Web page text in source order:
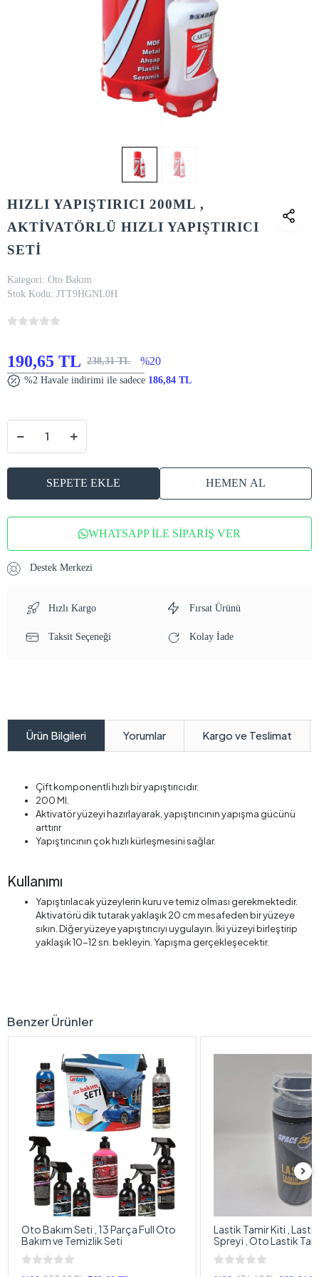
HIZLI YAPIŞTIRICI 200ML ,
AKTİVATÖRLÜ HIZLI YAPIŞTIRICI
SETİ
Kategori: Oto Bakım
Stok Kodu: JTT9HGNL0H
190,65 TL 238,31 TL %20
%2 Havale indirimi ile sadece 186,84 TL
SEPETE EKLE HEMEN AL
WHATSAPP İLE SİPARİŞ VER
Destek Merkezi
Hızlı Kargo Fırsat Ürünü
Taksit Seçeneği Kolay İade
Ürün Bilgileri Yorumlar Kargo ve Teslimat
Çift komponentli hızlı bir yapıştırıcıdır.
200 Ml.
Aktivatör yüzeyi hazırlayarak, yapıştırıcının yapışma gücünü
arttırır
Yapıştırıcının çok hızlı kürleşmesini sağlar.
Kullanımı
Yapıştırılacak yüzeylerin kuru ve temiz olması gerekmektedir.
Aktivatörü dik tutarak yaklaşık 20 cm mesafeden bir yüzeye
sıkın. Diğer yüzeye yapıştırıcıyı uygulayın. İki yüzeyi birleştirip
yaklaşık 10-12 sn. bekleyin. Yapışma gerçekleşecektir.
Benzer Ürünler
Oto Bakım Seti , 13 Parça Full Oto
Bakım ve Temizlik Seti
Lastik Tamir Kiti ,
Spreyi , Oto Lastik
Sıvısı